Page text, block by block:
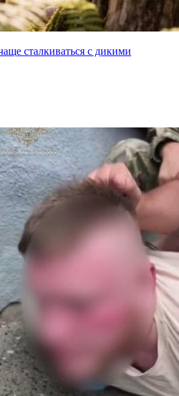
сталкиваться с дикими